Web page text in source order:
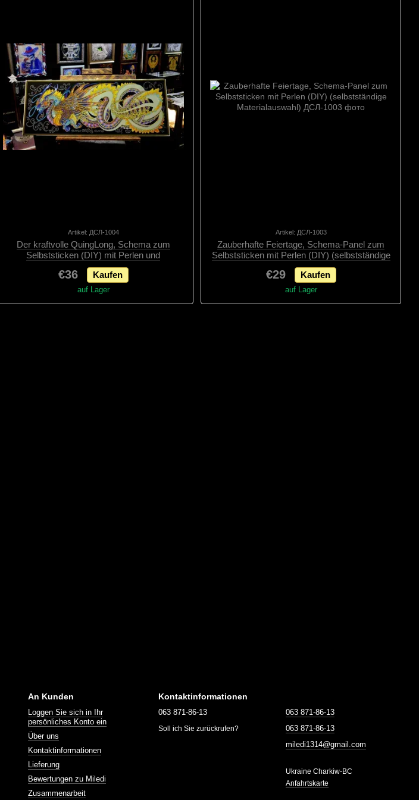
Artikel: ДСЛ-1004
Der kraftvolle QuingLong, Schema zum
Selbststicken (DIY) mit Perlen und
dekorativen elementen (selbstständig e
Materialauswahl), Schema
€36 Kaufen
auf Lager
Artikel: ДСЛ-1003
Zauberhafte Feiertage, Schema-Panel zum
Selbststicken mit Perlen (DIY) (selbstständige
Materialauswahl), Schema
€29 Kaufen
auf Lager
An Kunden
Loggen Sie sich in Ihr
persönliches Konto ein
Über uns
Kontaktinformationen
Lieferung
Bewertungen zu Miledi
Zusammenarbeit
Kontaktinformationen
063 871-86-13
Soll ich Sie zurückrufen?
063 871-86-13
063 871-86-13
miledi1314@gmail.com
Ukraine Charkiw-BC
Anfahrtskarte